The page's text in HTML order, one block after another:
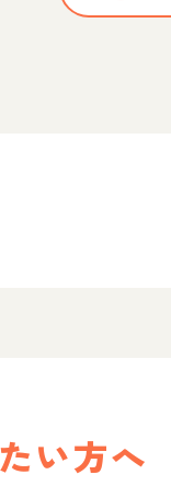
い方へ